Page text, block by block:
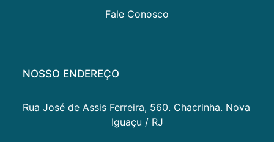
Fale Conosco
NOSSO ENDEREÇO
Rua José de Assis Ferreira, 560. Chacrinha. Nova
Iguaçu / RJ